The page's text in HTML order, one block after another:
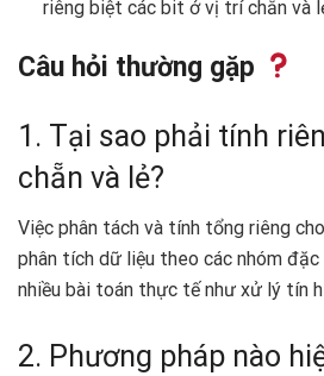
riêng biệt các bit ở vị trí chẵn và
Câu hỏi thường gặp
1. Tại sao phải tính
chẵn và lẻ?
Việc phân tách và tính tổng riêng
phân tích dữ liệu theo các nhóm
nhiều bài toán thực tế như xử lý tín
2. Phương pháp nào